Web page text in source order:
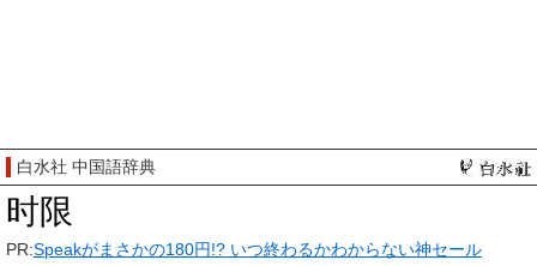
白水社 中国語辞典
时限
PR:Speakがまさかの180円!? いつ終わるかわからない神セール